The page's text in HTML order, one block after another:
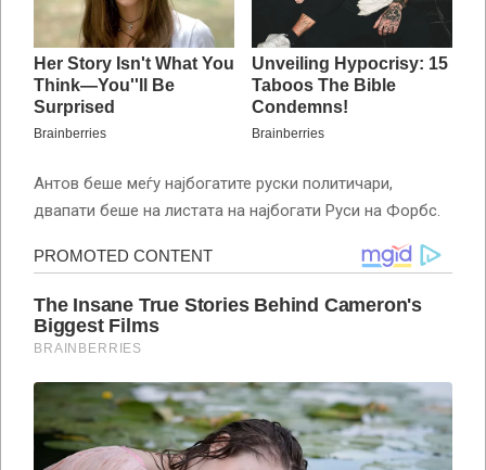
Антов беше меѓу најбогатите руски политичари,
двапати беше на листата на најбогати Руси на Форбс.